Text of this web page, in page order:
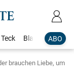
ABO
Blaulicht
brauchen Liebe, um